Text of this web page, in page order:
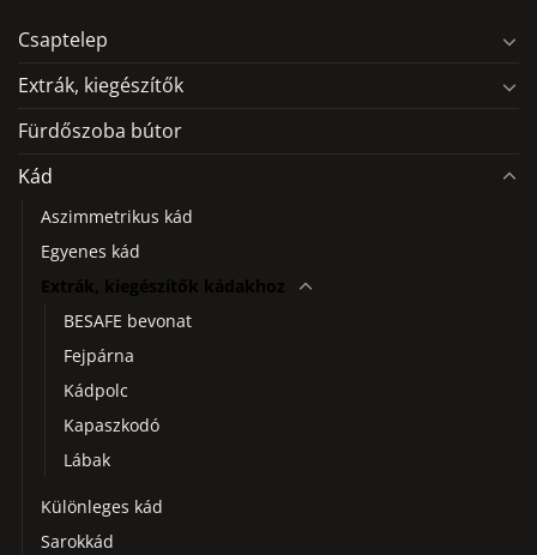
a
választhatók
Csaptelep
Extrák, kiegészítők
Fürdőszoba bútor
Kád
Aszimmetrikus kád
Egyenes kád
Extrák, kiegészítők kádakhoz
BESAFE bevonat
Fejpárna
Kádpolc
Kapaszkodó
Lábak
Különleges kád
Sarokkád